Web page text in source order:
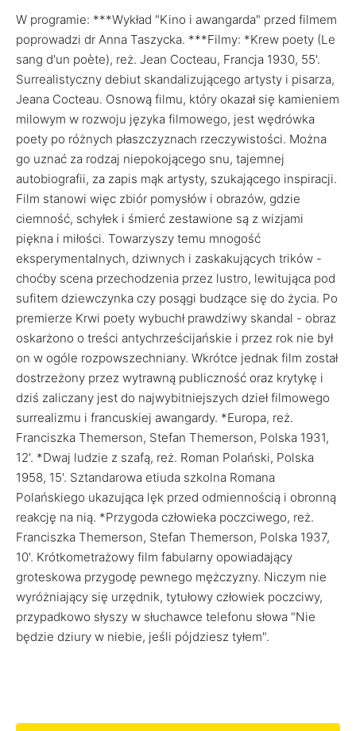
W programie: ***Wykład "Kino i awangarda" przed filmem
poprowadzi dr Anna Taszycka. ***Filmy: *Krew poety (Le
sang d'un poète), reż. Jean Cocteau, Francja 1930, 55'.
Surrealistyczny debiut skandalizującego artysty i pisarza,
Jeana Cocteau. Osnową filmu, który okazał się kamieniem
milowym w rozwoju języka filmowego, jest wędrówka
poety po różnych płaszczyznach rzeczywistości. Można
go uznać za rodzaj niepokojącego snu, tajemnej
autobiografii, za zapis mąk artysty, szukającego inspiracji.
Film stanowi więc zbiór pomysłów i obrazów, gdzie
ciemność, schyłek i śmierć zestawione są z wizjami
piękna i miłości. Towarzyszy temu mnogość
eksperymentalnych, dziwnych i zaskakujących trików -
choćby scena przechodzenia przez lustro, lewitująca pod
sufitem dziewczynka czy posągi budzące się do życia. Po
premierze Krwi poety wybuchł prawdziwy skandal - obraz
oskarżono o treści antychrześcijańskie i przez rok nie był
on w ogóle rozpowszechniany. Wkrótce jednak film został
dostrzeżony przez wytrawną publiczność oraz krytykę i
dziś zaliczany jest do najwybitniejszych dzieł filmowego
surrealizmu i francuskiej awangardy. *Europa, reż.
Franciszka Themerson, Stefan Themerson, Polska 1931,
12'. *Dwaj ludzie z szafą, reż. Roman Polański, Polska
1958, 15'. Sztandarowa etiuda szkolna Romana
Polańskiego ukazująca lęk przed odmiennością i obronną
reakcję na nią. *Przygoda człowieka poczciwego, reż.
Franciszka Themerson, Stefan Themerson, Polska 1937,
10'. Krótkometrażowy film fabularny opowiadający
groteskowa przygodę pewnego mężczyzny. Niczym nie
wyróżniający się urzędnik, tytułowy człowiek poczciwy,
przypadkowo słyszy w słuchawce telefonu słowa "Nie
będzie dziury w niebie, jeśli pójdziesz tyłem".